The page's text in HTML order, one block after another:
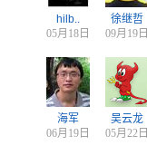
hilb..
05月18日
徐继哲
09月19日
海军
06月19日
吴云龙
05月22日